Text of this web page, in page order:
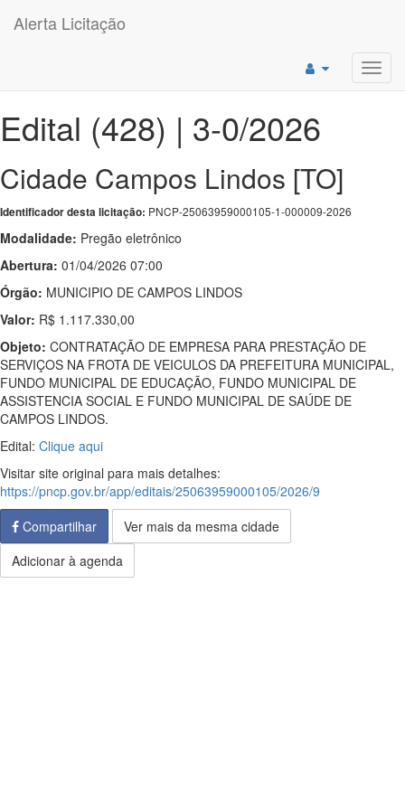
Alerta Licitação
Edital (428) | 3-0/2026
Cidade Campos Lindos [TO]
Identificador desta licitação: PNCP-25063959000105-1-000009-2026
Modalidade: Pregão eletrônico
Abertura: 01/04/2026 07:00
Órgão: MUNICIPIO DE CAMPOS LINDOS
Valor: R$ 1.117.330,00
Objeto: CONTRATAÇÃO DE EMPRESA PARA PRESTAÇÃO DE
SERVIÇOS NA FROTA DE VEICULOS DA PREFEITURA MUNICIPAL,
FUNDO MUNICIPAL DE EDUCAÇÃO, FUNDO MUNICIPAL DE
ASSISTENCIA SOCIAL E FUNDO MUNICIPAL DE SAÚDE DE
CAMPOS LINDOS.
Edital: Clique aqui
Visitar site original para mais detalhes:
https://pncp.gov.br/app/editais/25063959000105/2026/9
Compartilhar
Ver mais da mesma cidade
Adicionar à agenda